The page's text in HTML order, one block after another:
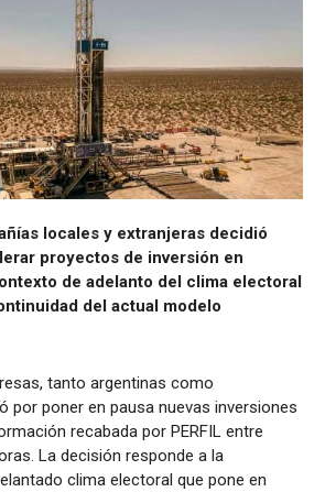
locales y extranjeras decidió
proyectos de inversión en
de adelanto del clima electoral
del actual modelo
tanto argentinas como
por poner en pausa nuevas inversiones
recabada por PERFIL entre
La decisión responde a la
clima electoral que pone en